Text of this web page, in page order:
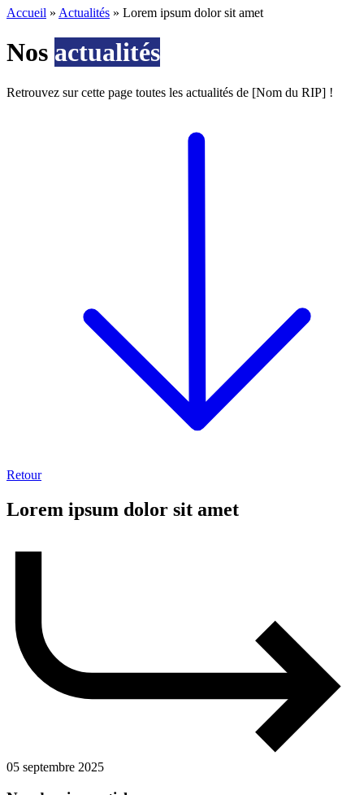
Accueil » Actualités » Lorem ipsum dolor sit amet
Nos actualités
Retrouvez sur cette page toutes les actualités de [Nom du RIP] !
Retour
Lorem ipsum dolor sit amet
05 septembre 2025